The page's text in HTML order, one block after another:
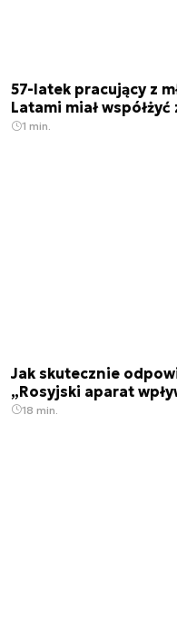
57-latek pracujący z
Latami miał współżyć
1 min.
Jak skutecznie
„Rosyjski aparat
18 min.